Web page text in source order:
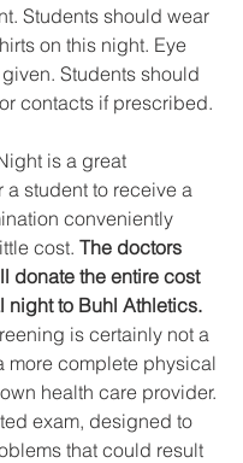
Students should wear
on this night. Eye
Students should
contacts if prescribed.
is a great
a student to receive a
conveniently
cost. The doctors
donate the entire cost
night to Buhl Athletics.
is certainly not a
more complete physical
health care provider.
exam, designed to
that could result